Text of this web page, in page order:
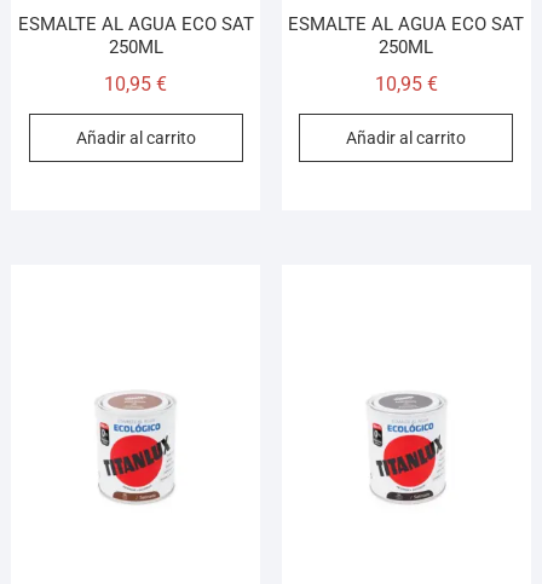
ESMALTE AL AGUA ECO SAT
250ML
10,95€
Añadir al carrito
ESMALTE AL AGUA ECO SAT
250ML
10,95 €
Añadir al carrito